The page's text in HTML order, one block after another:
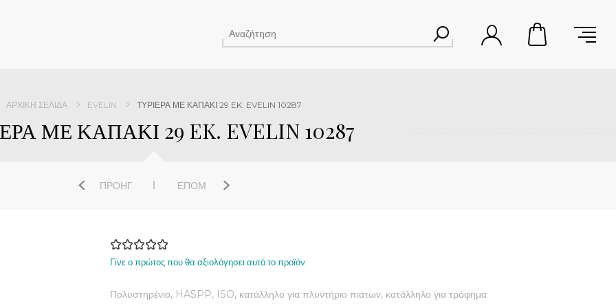
ΑΡΧΙΚΉ ΣΕΛΊΔΑ EVELIN ΤΥΡΙΕΡΑ ΜΕ ΚΑΠΑΚΙ 29 EK. EVELIN 10287
ΜΕ ΚΑΠΑΚΙ 29 EK. EVELIN 10287
ΠΡΟΗΓ ΕΠΌΜ
Γίνε ο πρώτος που θα αξιολόγησει αυτό το προϊόν
Πολυστηρένιο, HASPP, ISO, κατάλληλο για πλυντήριο πιάτων, κατάλληλο για τρόφημα